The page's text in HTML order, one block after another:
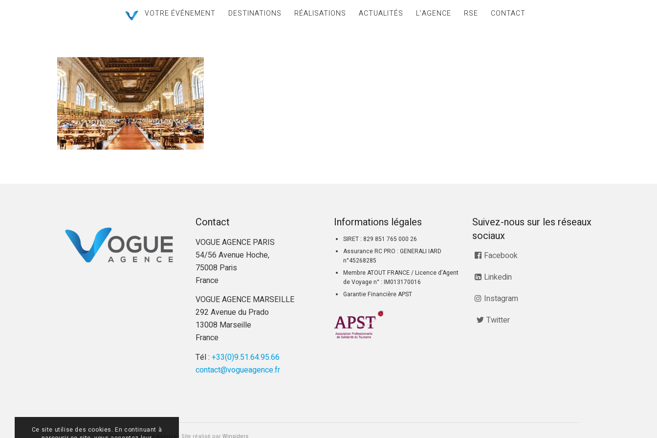
VOTRE ÉVÉNEMENT DESTINATIONS RÉALISATIONS ACTUALITÉS L’AGENCE RSE CONTACT
Contact
VOGUE AGENCE PARIS
54/56 Avenue Hoche,
75008 Paris
France
VOGUE AGENCE MARSEILLE
292 Avenue du Prado
13008 Marseille
France
Tél :+33(0)9.51.64.95.66
contact@vogueagence.fr
Informations légales
SIRET : 829 851 765 000 26
Assurance RC PRO : GENERALI IARD
n°45268285
Membre ATOUT FRANCE / Licence d’Agent
de Voyage n° : IM013170016
Garantie Financière APST
Suivez-nous sur les réseaux
sociaux
Facebook
Linkedin
Instagram
Twitter
© Copyright - Vogue Agence - Site réalisé parWinsiders
Ce site utilise des cookies. En continuant à